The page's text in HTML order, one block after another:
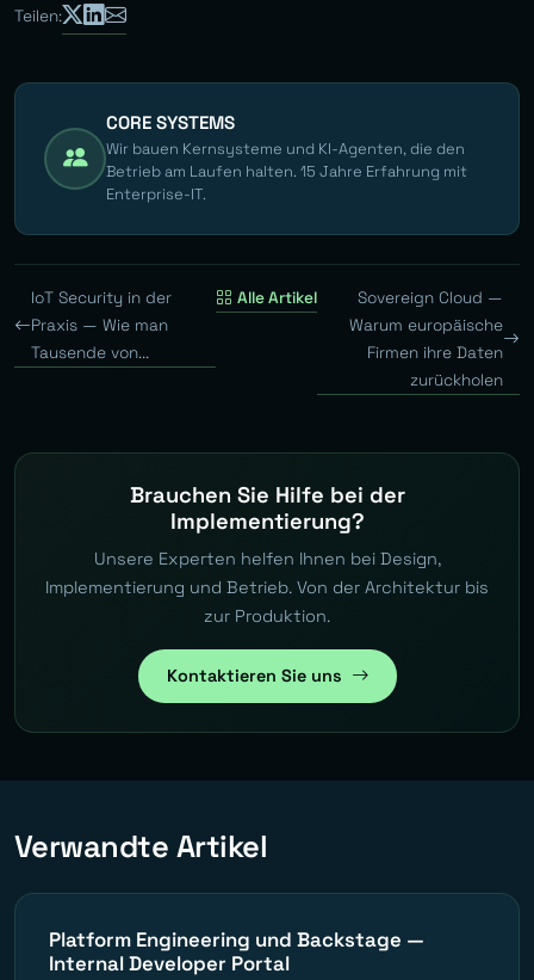
Teilen:
CORE SYSTEMS
Wir bauen Kernsysteme und KI-Agenten, die den
Betrieb am Laufen halten. 15 Jahre Erfahrung mit
Enterprise-IT.
IoT Security in der
Praxis — Wie man
Tausende von...
Alle Artikel
Sovereign Cloud —
Warum europäische
Firmen ihre Daten
zurückholen
Brauchen Sie Hilfe bei der
Implementierung?
Unsere Experten helfen Ihnen bei Design,
Implementierung und Betrieb. Von der Architektur bis
zur Produktion.
Kontaktieren Sie uns
Verwandte Artikel
Platform Engineering und Backstage —
Internal Developer Portal